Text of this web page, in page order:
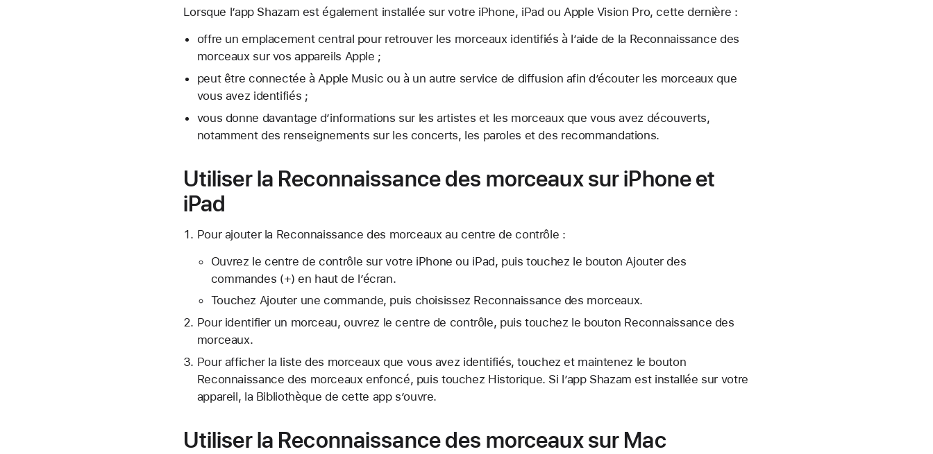
Lorsque l’app Shazam est également installée sur votre iPhone, iPad ou Apple Vision Pro, cette dernière :
offre un emplacement central pour retrouver les morceaux identifiés à l’aide de la Reconnaissance des
morceaux sur vos appareils Apple ;
peut être connectée à Apple Music ou à un autre service de diffusion afin d’écouter les morceaux que
vous avez identifiés ;
vous donne davantage d’informations sur les artistes et les morceaux que vous avez découverts,
notamment des renseignements sur les concerts, les paroles et des recommandations.
Utiliser la Reconnaissance des morceaux sur iPhone et
iPad
Pour ajouter la Reconnaissance des morceaux au centre de contrôle :
Ouvrez le centre de contrôle sur votre iPhone ou iPad, puis touchez le bouton Ajouter des
commandes (+) en haut de l’écran.
Touchez Ajouter une commande, puis choisissez Reconnaissance des morceaux.
Pour identifier un morceau, ouvrez le centre de contrôle, puis touchez le bouton Reconnaissance des
morceaux.
Pour afficher la liste des morceaux que vous avez identifiés, touchez et maintenez le bouton
Reconnaissance des morceaux enfoncé, puis touchez Historique. Si l’app Shazam est installée sur votre
appareil, la Bibliothèque de cette app s’ouvre.
Utiliser la Reconnaissance des morceaux sur Mac